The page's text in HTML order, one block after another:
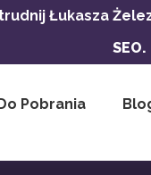
Łukasza
SEO.
Pobrania